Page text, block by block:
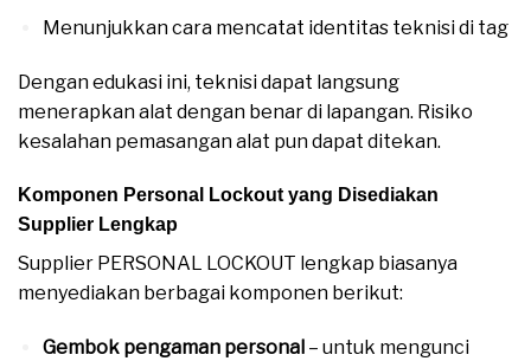
Menunjukkan cara mencatat identitas teknisi di tag
Dengan edukasi ini, teknisi dapat langsung
menerapkan alat dengan benar di lapangan. Risiko
kesalahan pemasangan alat pun dapat ditekan.
Komponen Personal Lockout yang Disediakan
Supplier Lengkap
Supplier PERSONAL LOCKOUT lengkap biasanya
menyediakan berbagai komponen berikut:
Gembok pengaman personal– untuk mengunci